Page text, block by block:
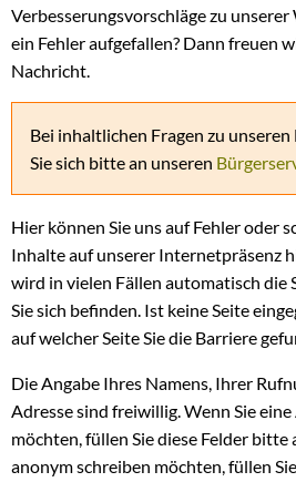
Verbesserungsvorschläge zu
ein Fehler aufgefallen? Dann freuen
Nachricht.
Bei inhaltlichen Fragen zu
Sie sich bitte an unseren
Hier können Sie uns auf Fehler oder
Inhalte auf unserer Internetpräsenz
wird in vielen Fällen automatisch die
Sie sich befinden. Ist keine Seite
auf welcher Seite Sie die Barriere
Die Angabe Ihres Namens, Ihrer
Adresse sind freiwillig. Wenn Sie
möchten, füllen Sie diese Felder bitte
anonym schreiben möchten, füllen